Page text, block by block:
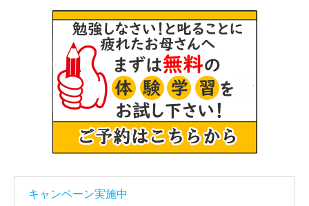
キャンペーン実施中